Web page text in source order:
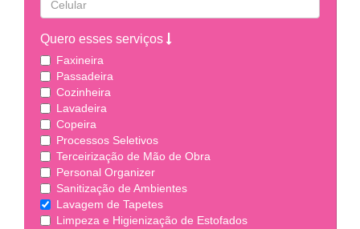
Quero esses serviços
Faxineira
Passadeira
Cozinheira
Lavadeira
Copeira
Processos Seletivos
Terceirização de Mão de Obra
Personal Organizer
Sanitização de Ambientes
Lavagem de Tapetes
Limpeza e Higienização de Estofados